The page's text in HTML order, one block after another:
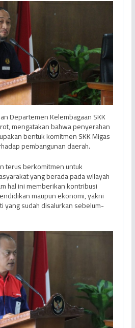
Departemen Kelembagaan SKK
mengatakan bahwa penyerahan
bentuk komitmen SKK Migas
pembangunan daerah.
terus berkomitmen untuk
yang berada pada wilayah
hal ini memberikan kontribusi
maupun ekonomi, yakni
yang sudah disalurkan sebelum-